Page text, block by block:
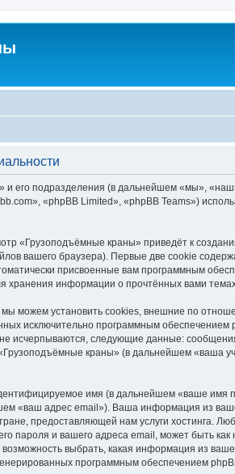
его подразделения (в дальнейшем «мы»,
«phpBB Limited», «phpBB Teams»)
«Грузоподъёмные краны» приведёт к
вашего браузера). Первые две cookie
присвоенные вам программным
хранения информации о прочтённых вами
можем установить cookies, внешние по
исключительно программным
исчерпываются, следующие данные:
краны» (в дальнейшем «ваша
имя (в дальнейшем «ваше имя
«ваш адрес email»). Ваша информация из
предоставляющей нам услуги хостинга.
пароля и вашего адреса email, может быть
выбрать, какая информация из
программным обеспечением